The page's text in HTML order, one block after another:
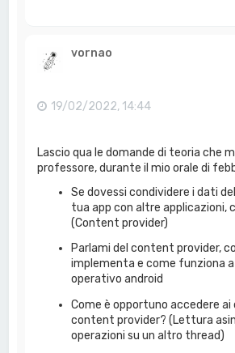
vornao
19/02/2022, 14:44
Lascio qua le domande di teoria che
professore, durante il mio orale di
Se dovessi condividere i dati
tua app con altre applicazioni,
(Content provider)
Parlami del content provider,
implementa e come funziona
operativo android
Come è opportuno accedere ai
content provider? (Lettura
operazioni su un altro thread)